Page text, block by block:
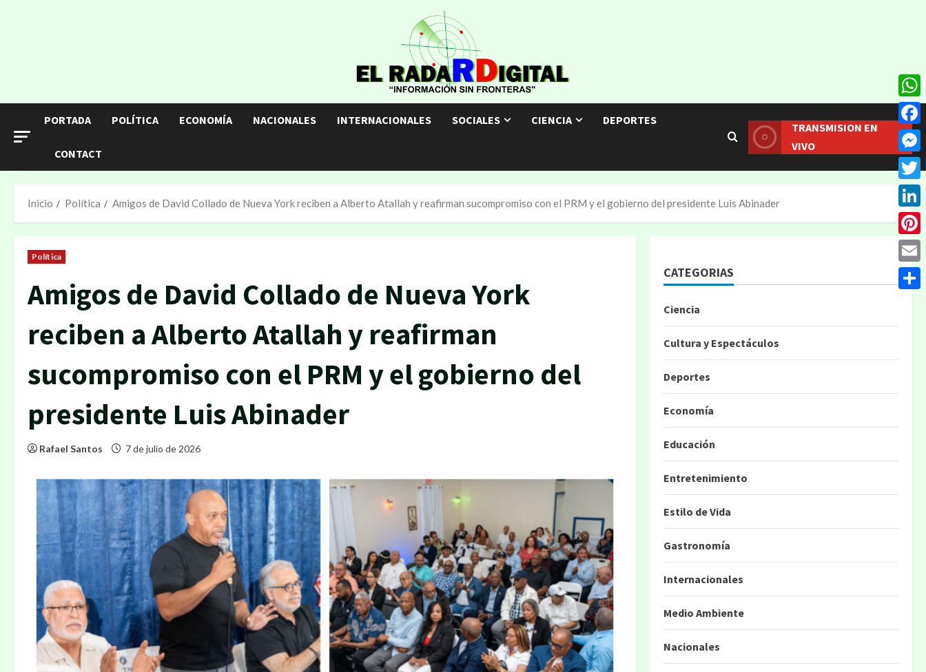
PORTADA POLÍTICA ECONOMÍA NACIONALES INTERNACIONALES SOCIALES CIENCIA DEPORTES
CONTACT
TRANSMISION EN
VIVO
Inicio Política Amigos de David Collado de Nueva York reciben a Alberto Atallah y reafirman sucompromiso con el PRM y el gobierno del presidente Luis Abinader
Política
Amigos de David Collado de Nueva York
reciben a Alberto Atallah y reafirman
sucompromiso con el PRM y el gobierno del
presidente Luis Abinader
Rafael Santos 7 de julio de 2026
CATEGORIAS
Ciencia
Cultura y Espectáculos
Deportes
Economía
Educación
Entretenimiento
Estilo de Vida
Gastronomía
Internacionales
Medio Ambiente
Nacionales
Email